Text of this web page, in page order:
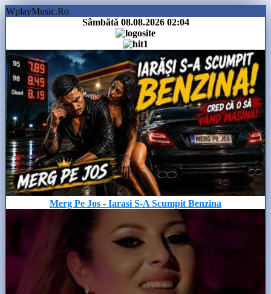
WplayMusic.Ro
Sâmbătă 08.08.2026 02:04
Merg Pe Jos - Iarasi S-A Scumpit Benzina